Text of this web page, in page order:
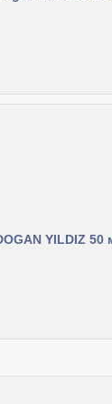
YILDIZ 50